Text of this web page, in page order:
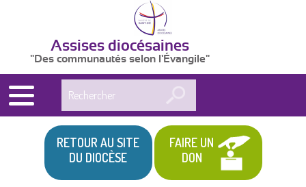
Assises diocésaines
"Des communautés selon l'Évangile"
RETOUR AU SITE
DU DIOCÈSE
FAIRE UN
DON